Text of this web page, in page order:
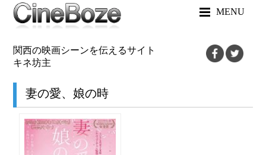
MENU
関西の映画シーンを伝えるサイト
キネ坊主
妻の愛、娘の時